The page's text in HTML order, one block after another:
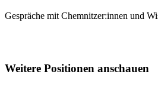
Gespräche mit Chemnitzer:innen und
Weitere Positionen anschauen